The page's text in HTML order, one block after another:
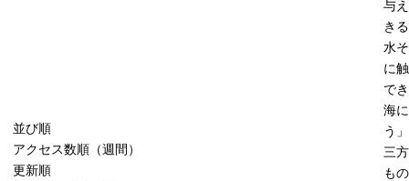
並び順
アクセス数順（週間）
更新順
与
き
水
に
で
海
う
三
も